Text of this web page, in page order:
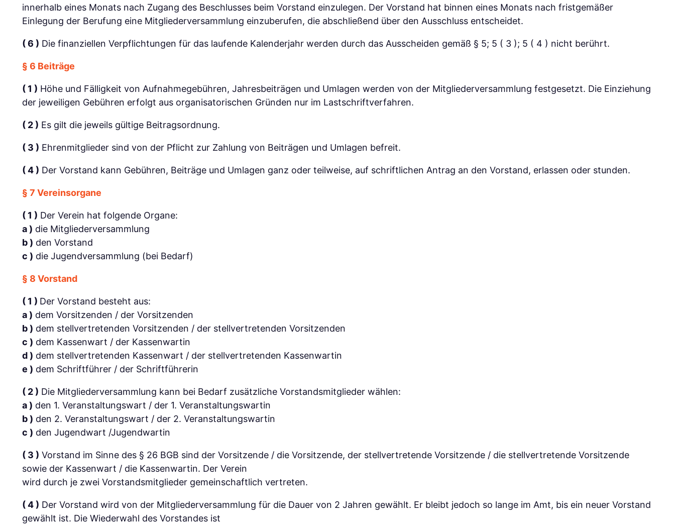
innerhalb eines Monats nach Zugang des Beschlusses beim Vorstand einzulegen. Der Vorstand hat binnen eines Monats nach fristgemäßer
Einlegung der Berufung eine Mitgliederversammlung einzuberufen, die abschließend über den Ausschluss entscheidet.
( 6 ) Die finanziellen Verpflichtungen für das laufende Kalenderjahr werden durch das Ausscheiden gemäß § 5; 5 ( 3 ); 5 ( 4 ) nicht berührt.
§ 6 Beiträge
( 1 ) Höhe und Fälligkeit von Aufnahmegebühren, Jahresbeiträgen und Umlagen werden von der Mitgliederversammlung festgesetzt. Die Einziehung
der jeweiligen Gebühren erfolgt aus organisatorischen Gründen nur im Lastschriftverfahren.
( 2 ) Es gilt die jeweils gültige Beitragsordnung.
( 3 ) Ehrenmitglieder sind von der Pflicht zur Zahlung von Beiträgen und Umlagen befreit.
( 4 ) Der Vorstand kann Gebühren, Beiträge und Umlagen ganz oder teilweise, auf schriftlichen Antrag an den Vorstand, erlassen oder stunden.
§ 7 Vereinsorgane
( 1 ) Der Verein hat folgende Organe:
a ) die Mitgliederversammlung
b ) den Vorstand
c ) die Jugendversammlung (bei Bedarf)
§ 8 Vorstand
( 1 ) Der Vorstand besteht aus:
a ) dem Vorsitzenden / der Vorsitzenden
b ) dem stellvertretenden Vorsitzenden / der stellvertretenden Vorsitzenden
c ) dem Kassenwart / der Kassenwartin
d ) dem stellvertretenden Kassenwart / der stellvertretenden Kassenwartin
e ) dem Schriftführer / der Schriftführerin
( 2 ) Die Mitgliederversammlung kann bei Bedarf zusätzliche Vorstandsmitglieder wählen:
a ) den 1. Veranstaltungswart / der 1. Veranstaltungswartin
b ) den 2. Veranstaltungswart / der 2. Veranstaltungswartin
c ) den Jugendwart /Jugendwartin
( 3 ) Vorstand im Sinne des § 26 BGB sind der Vorsitzende / die Vorsitzende, der stellvertretende Vorsitzende / die stellvertretende Vorsitzende
sowie der Kassenwart / die Kassenwartin. Der Verein
wird durch je zwei Vorstandsmitglieder gemeinschaftlich vertreten.
( 4 ) Der Vorstand wird von der Mitgliederversammlung für die Dauer von 2 Jahren gewählt. Er bleibt jedoch so lange im Amt, bis ein neuer Vorstand
gewählt ist. Die Wiederwahl des Vorstandes ist